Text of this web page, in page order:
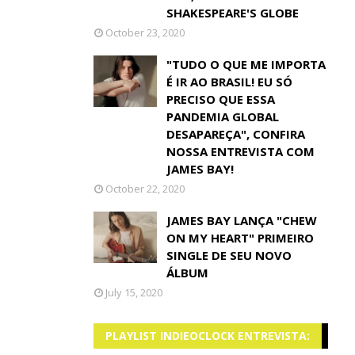
SHAKESPEARE'S GLOBE
October 23, 2020
"TUDO O QUE ME IMPORTA
É IR AO BRASIL! EU SÓ
PRECISO QUE ESSA
PANDEMIA GLOBAL
DESAPAREÇA", CONFIRA
NOSSA ENTREVISTA COM
JAMES BAY!
October 22, 2020
JAMES BAY LANÇA "CHEW
ON MY HEART" PRIMEIRO
SINGLE DE SEU NOVO
ÁLBUM
July 15, 2020
PLAYLIST INDIEOCLOCK ENTREVISTA: